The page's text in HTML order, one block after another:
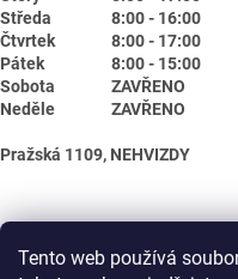
Tento web používá
Středa
8:00 - 16:00
Čtvrtek
8:00 - 17:00
Pátek
8:00 - 15:00
Sobota
ZAVŘENO
Neděle
ZAVŘENO
Pražská 1109, NEHVIZDY